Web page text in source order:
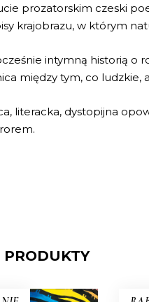
prozatorskim czeski
krajobrazu, w którym
intymną historią o
między tym, co ludzkie,
literacka, dystopijna